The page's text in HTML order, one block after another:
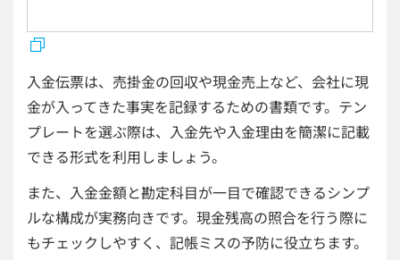
入金伝票は、売掛金の回収や現金売上など、会社に現
金が入ってきた事実を記録するための書類です。テン
プレートを選ぶ際は、入金先や入金理由を簡潔に記載
できる形式を利用しましょう。
また、入金金額と勘定科目が一目で確認できるシンプ
ルな構成が実務向きです。現金残高の照合を行う際に
もチェックしやすく、記帳ミスの予防に役立ちます。